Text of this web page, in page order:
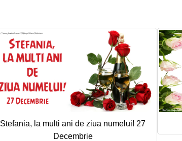
Stefania, la multi ani de ziua numelui! 27
Decembrie